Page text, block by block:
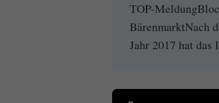
TOP-
BärenmarktNach
Jahr 2017 hat